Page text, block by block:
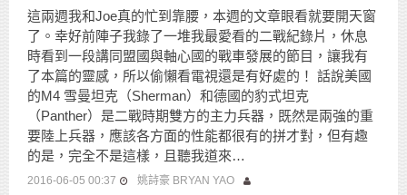
這兩週我和Joe真的忙到靠腰，本週的文章眼看就要開天窗
了。幸好前陣子我錄了一堆我最愛看的二戰紀錄片，休息
時看到一段講同盟國與軸心國的戰車發展的節目，讓我有
了本篇的靈感，所以偷懶看電視還是有好處的！ 話說美國
的M4 雪曼坦克（Sherman）和德國的豹式坦克
（Panther）是二戰時期雙方的主力兵器，既然是兩強的重
要陸上兵器，應該各方面的性能都很有的拼才對，但有趣
的是，完全不是這樣，且聽我道來…
2016-06-05 00:37 姚詩豪 BRYAN YAO